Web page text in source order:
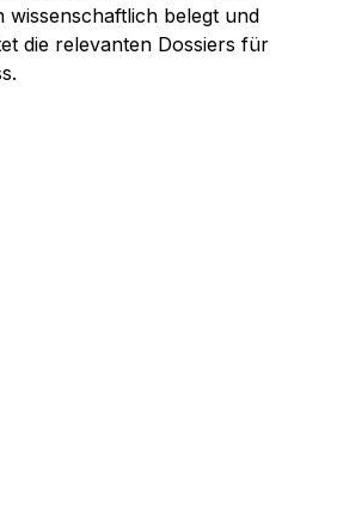
wissenschaftlich belegt und
die relevanten Dossiers für